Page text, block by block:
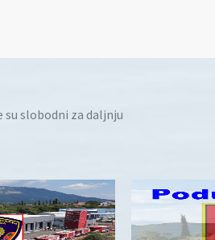
slobodni za daljnju